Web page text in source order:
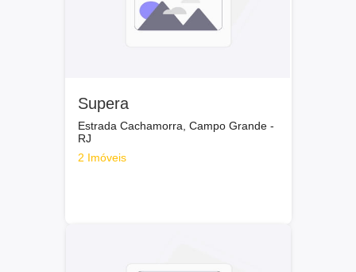
Supera
Estrada Cachamorra, Campo Grande -
RJ
2 Imóveis